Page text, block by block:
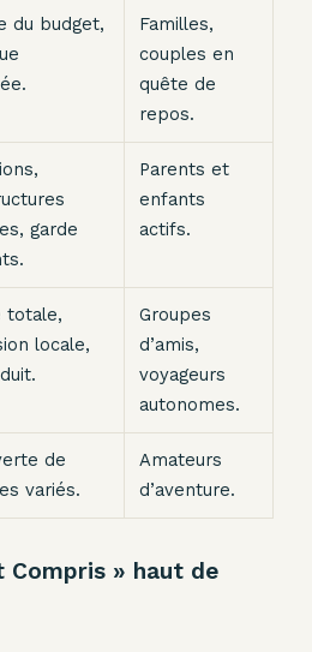
du budget,
Familles,
couples en
quête de
repos.
garde
Parents et
enfants
actifs.
totale,
locale,
Groupes
d’amis,
voyageurs
autonomes.
de
variés.
Amateurs
d’aventure.
Compris » haut de